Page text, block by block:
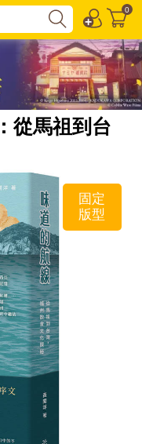
0
從馬祖到台
固定
版型